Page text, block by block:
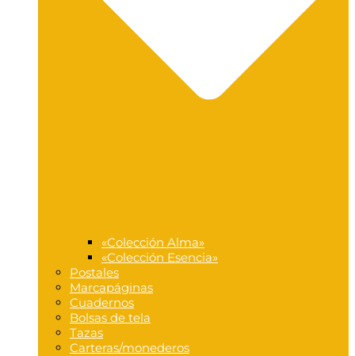
«Colección Alma»
«Colección Esencia»
Postales
Marcapáginas
Cuadernos
Bolsas de tela
Tazas
Carteras/monederos